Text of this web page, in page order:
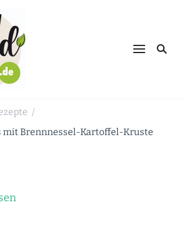
Schnabulieren, was die Natur einem
/
mit Brennnessel-Kartoffel-Kruste